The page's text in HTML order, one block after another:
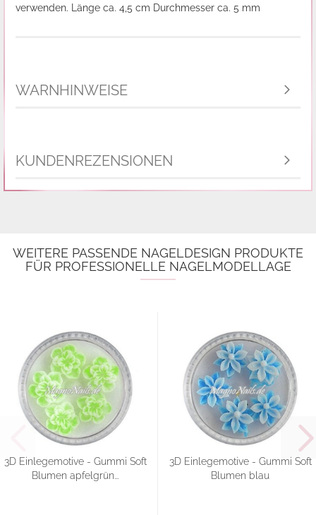
verwenden. Länge ca. 4,5 cm Durchmesser ca. 5 mm
WARNHINWEISE
KUNDENREZENSIONEN
WEITERE PASSENDE NAGELDESIGN PRODUKTE
FÜR PROFESSIONELLE NAGELMODELLAGE
3D Einlegemotive - Gummi Soft
Blumen apfelgrün...
3D Einlegemotive - Gummi Soft
Blumen blau